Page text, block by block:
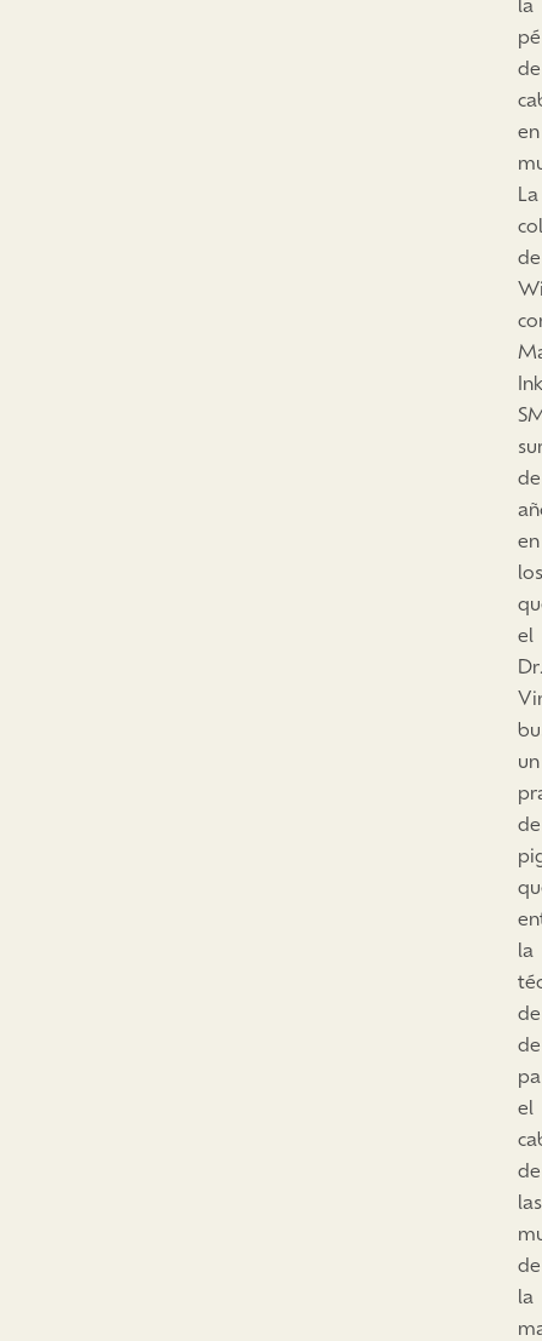
de
en
La
de
Ink
de
en
los
el
un
de
la
de
el
de
las
de
la